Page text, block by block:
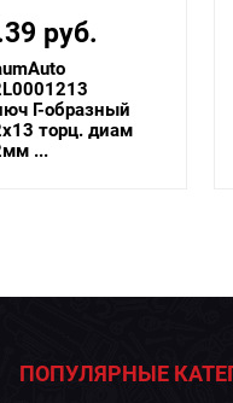
руб.
Г-образный
торц. диам
...
ПОПУЛЯРНЫЕ